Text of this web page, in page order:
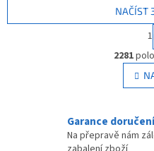
NAČÍST
1
2281
Garance doručení
Na přepravě nám